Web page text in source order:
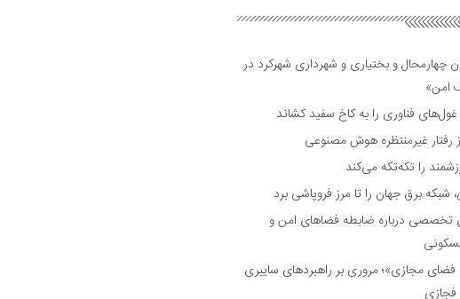
چهارمحال و بختیاری و شهرداری شهرکرد در
امن»
فناوری را به کاخ سفید کشاند
رفتار غیرمنتظره هوش مصنوعی
را تکه‌تکه می‌کند
برق جهان را تا مرز فروپاشی برد
تخصصی درباره ضابطه فضا‌های امن و
مجازی»؛ مروری بر راهبرد‌های سایبری
فجازی